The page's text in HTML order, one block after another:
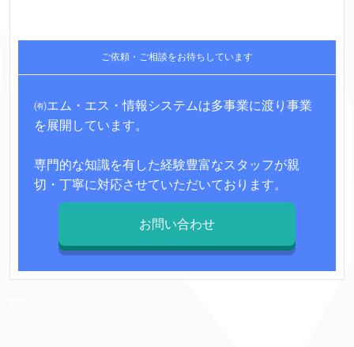
ご依頼・ご相談をお待ちしています
㈲エム・エス・情報システムは多事業に渡り事業
を展開しています。
専門的な知識を有した経験豊富なスタッフが親
切・丁寧に対応させていただいております。
お問い合わせ